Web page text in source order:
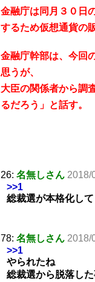
金融庁は同月３０日
するため仮想通貨の
金融庁幹部は、今回
思うが、
大臣の関係者から調
るだろう」と話す。
26: 名無しさん 2018/
>>1
総裁選が本格化し
78: 名無しさん 2018/
>>1
やられたね
総裁選から脱落し